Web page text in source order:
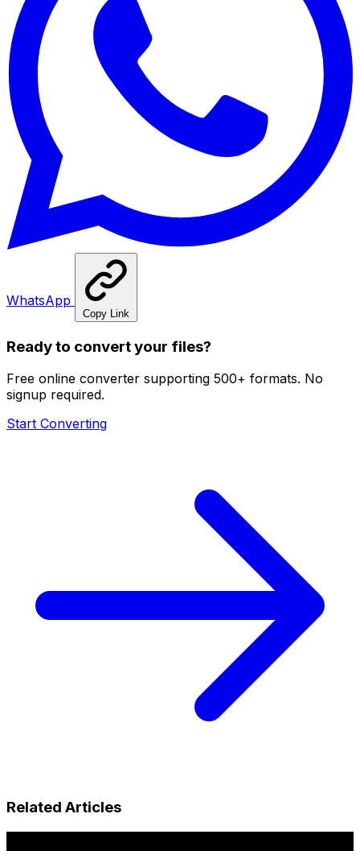
WhatsApp
Copy Link
Ready to convert your files?
Free online converter supporting 500+ formats. No
signup required.
Start Converting
Related Articles